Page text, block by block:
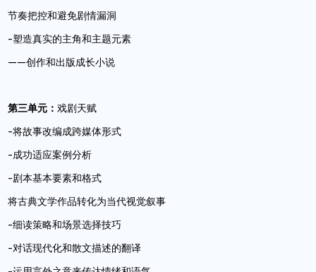
节奏把控和避免剧情漏洞
-塑造真实的主角和主题元素
——创作和出版成长小说
第三单元：戏剧天赋
-将故事改编成跨媒体形式
-成功适应案例分析
-剧本基本要素和格式
将古典文学作品转化为当代视觉叙事
-细读策略和场景选择技巧
-对话现代化和散文描述的翻译